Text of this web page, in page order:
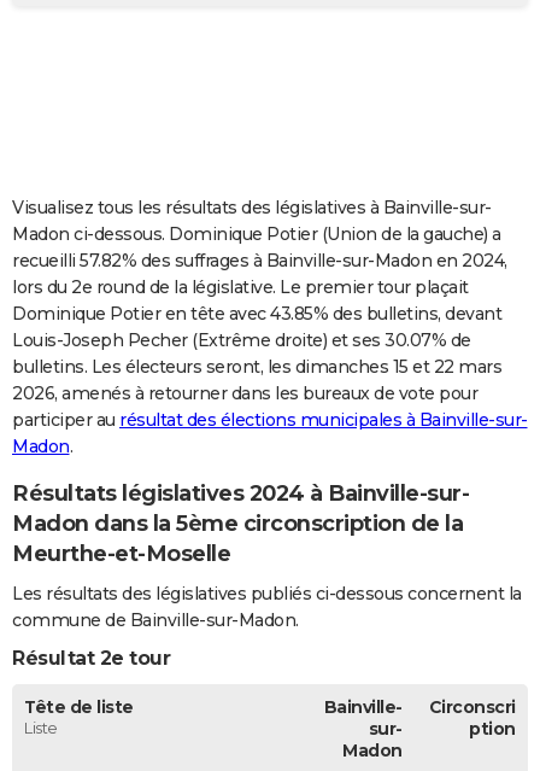
Carte de Noël
Carte Bonne année
Carte Saint-Valentin
Carte Pâques
Carte d'anniversaire
DICTIONNAIRE
Dictionnaire
Biographies
Citations
Expressions
Proverbes
COPAINS D'AVANT
S'inscrire
Se connecter
Lycées
Collèges
Primaires
Universités
Entreprises
Service militaire
Avis de recherche
AVIS DE DÉCÈS
FORUM
Visualisez tous les résultats des législatives à Bainville-sur-
Madon ci-dessous. Dominique Potier (Union de la gauche) a
recueilli 57.82% des suffrages à Bainville-sur-Madon en 2024,
lors du 2e round de la législative. Le premier tour plaçait
Dominique Potier en tête avec 43.85% des bulletins, devant
Louis-Joseph Pecher (Extrême droite) et ses 30.07% de
bulletins. Les électeurs seront, les dimanches 15 et 22 mars
2026, amenés à retourner dans les bureaux de vote pour
participer au résultat des élections municipales à Bainville-sur-
Madon.
Résultats législatives 2024 à Bainville-sur-
Madon dans la 5ème circonscription de la
Meurthe-et-Moselle
Les résultats des législatives publiés ci-dessous concernent la
commune de Bainville-sur-Madon.
Résultat 2e tour
Tête de liste
Liste
Bainville-
sur-
Madon
Circonscri
ption